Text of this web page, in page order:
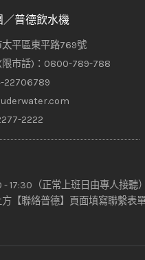
普德飲水機
太平區東平路769號
限市話)：0800-789-788
22706789
2222
17:30（正常上班日由專人接聽）
【聯絡普德】頁面填寫聯繫表